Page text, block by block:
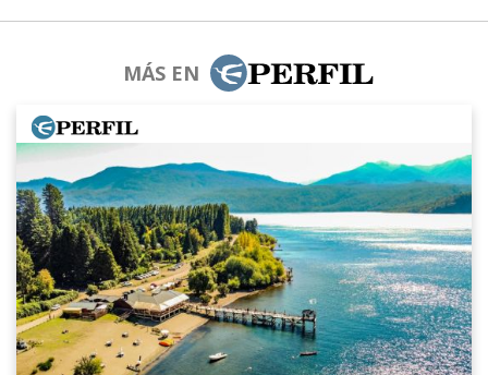
MÁS EN